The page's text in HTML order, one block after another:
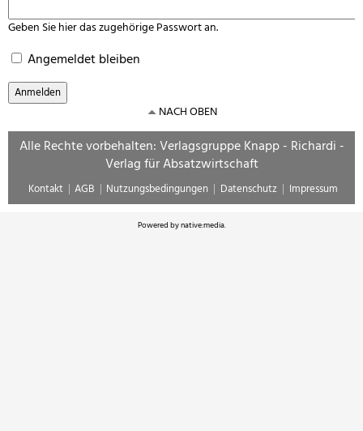
Geben Sie hier das zugehörige Passwort an.
Angemeldet bleiben
NACH OBEN
Alle Rechte vorbehalten: Verlagsgruppe Knapp - Richardi -
Verlag für Absatzwirtschaft
Kontakt AGB Nutzungsbedingungen Datenschutz Impressum
Powered bynative:media.